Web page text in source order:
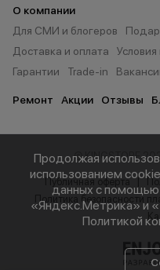
О компании
Для СМИ и блогеров
Доставка и оплата
Гарантии
Trade-in
Ремонт Акции Отзывы
© KINGSTORE
Публичная оферта
Политика безопасности
Продолжая
использованием
данных с помощью
«Яндекс.Метрика» и
Политикой